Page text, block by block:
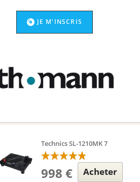
JE M'INSCRIS
Technics SL-1210MK 7
998 € Acheter